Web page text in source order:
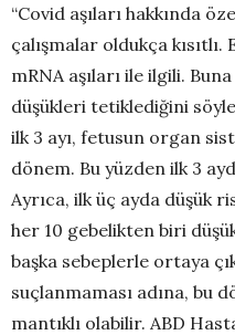
“Covid aşıları hakkında
çalışmalar oldukça
mRNA aşıları ile ilgili.
düşükleri tetiklediğini
ilk 3 ayı, fetusun organ
dönem. Bu yüzden ilk 3
Ayrıca, ilk üç ayda düşük
her 10 gebelikten biri
başka sebeplerle ortaya
suçlanmaması adına, bu
mantıklı olabilir. ABD